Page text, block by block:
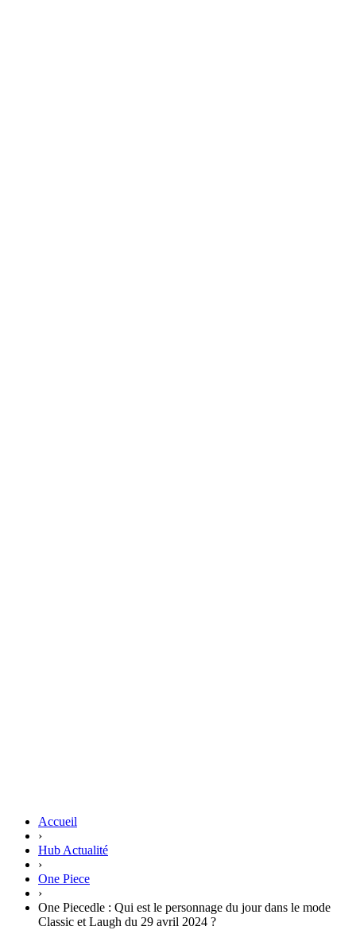
Accueil
›
Hub Actualité
›
One Piece
›
One Piecedle : Qui est le personnage du jour dans le mode
Classic et Laugh du 29 avril 2024 ?